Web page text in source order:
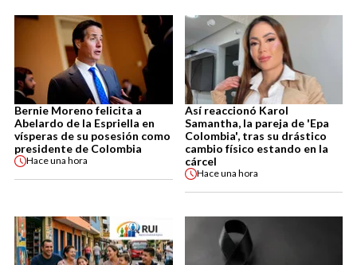
Bernie Moreno felicita a
Abelardo de la Espriella en
vísperas de su posesión como
presidente de Colombia
Haceuna hora
Así reaccionó Karol
Samantha, la pareja de 'Epa
Colombia', tras su drástico
cambio físico estando en la
cárcel
Haceuna hora